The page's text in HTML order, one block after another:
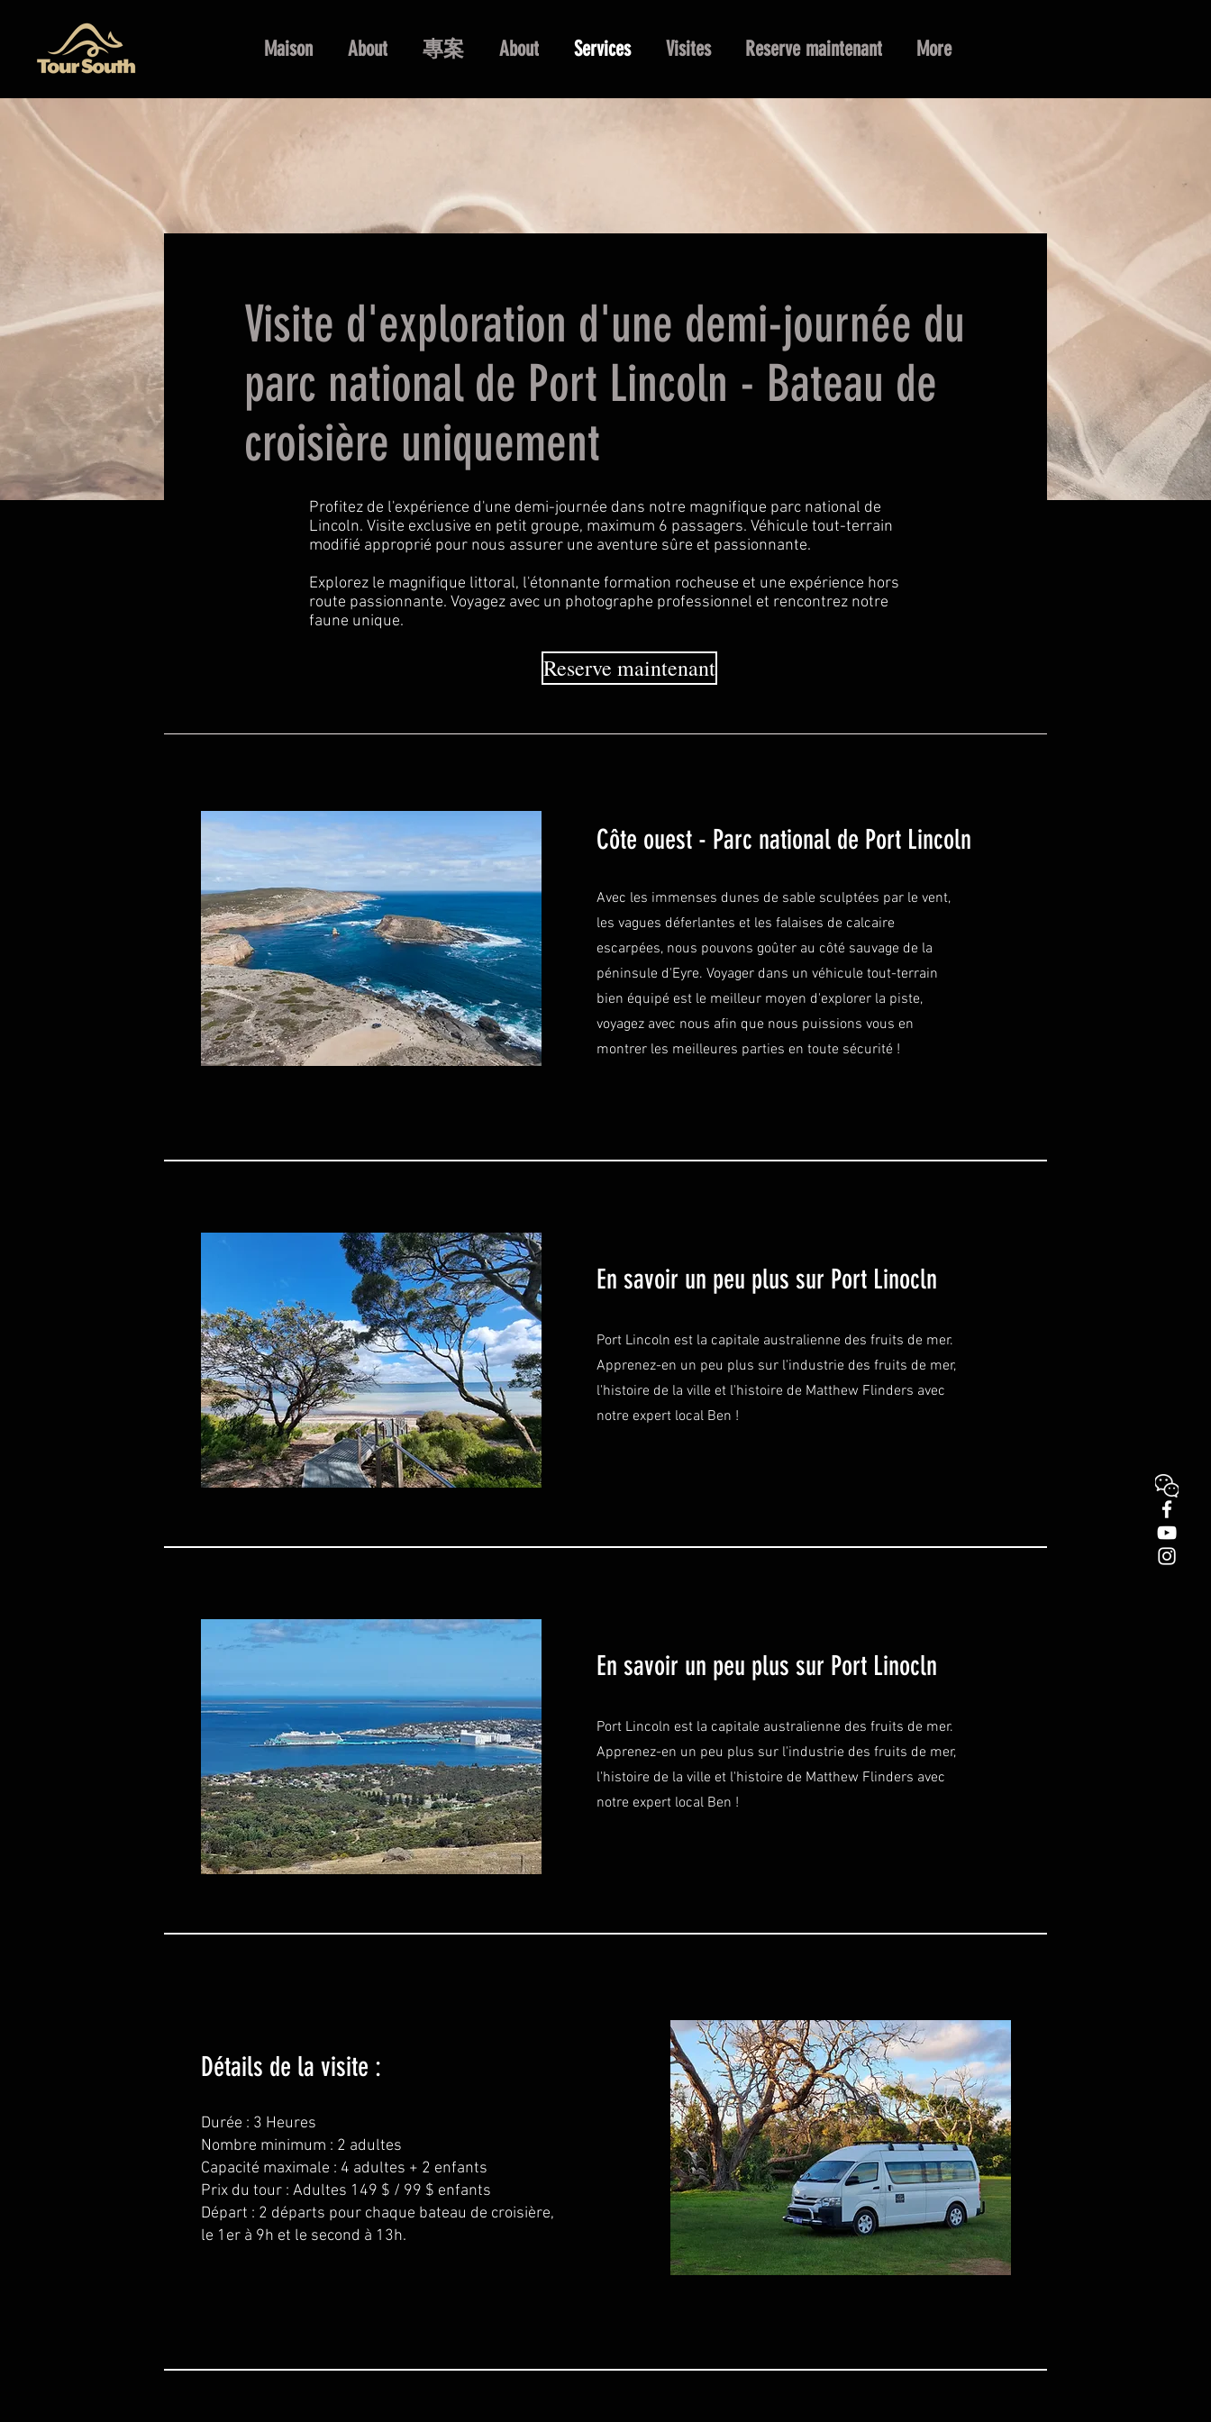
Maison About 專案 About Services Visites Reserve maintenant More
Visite d'exploration d'une demi-journée du
parc national de Port Lincoln - Bateau de
croisière uniquement
Profitez de l'expérience d'une demi-journée dans notre magnifique parc national de
Lincoln. Visite exclusive en petit groupe, maximum 6 passagers. Véhicule tout-terrain
modifié approprié pour nous assurer une aventure sûre et passionnante.
Explorez le magnifique littoral, l'étonnante formation rocheuse et une expérience hors
route passionnante. Voyagez avec un photographe professionnel et rencontrez notre
faune unique.
Reserve maintenant
Côte ouest - Parc national de Port Lincoln
Avec les immenses dunes de sable sculptées par le vent,
les vagues déferlantes et les falaises de calcaire
escarpées, nous pouvons goûter au côté sauvage de la
péninsule d'Eyre. Voyager dans un véhicule tout-terrain
bien équipé est le meilleur moyen d'explorer la piste,
voyagez avec nous afin que nous puissions vous en
montrer les meilleures parties en toute sécurité !
En savoir un peu plus sur Port Linocln
Port Lincoln est la capitale australienne des fruits de mer.
Apprenez-en un peu plus sur l'industrie des fruits de mer,
l'histoire de la ville et l'histoire de Matthew Flinders avec
notre expert local Ben !
En savoir un peu plus sur Port Linocln
Port Lincoln est la capitale australienne des fruits de mer.
Apprenez-en un peu plus sur l'industrie des fruits de mer,
l'histoire de la ville et l'histoire de Matthew Flinders avec
notre expert local Ben !
Détails de la visite :
Durée : 3 Heures
Nombre minimum : 2 adultes
Capacité maximale : 4 adultes + 2 enfants
Prix du tour : Adultes 149 $ / 99 $ enfants
Départ : 2 départs pour chaque bateau de croisière,
le 1er à 9h et le second à 13h.